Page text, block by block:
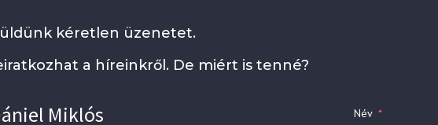
kéretlen üzenetet.
a híreinkről. De miért is tenné?
Miklós Név